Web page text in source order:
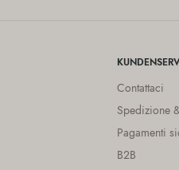
Contattaci
Spedizione
Pagamenti
B2B